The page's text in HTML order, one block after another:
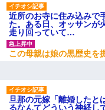
近所のお寺に住み込みで
た。ある日、オッサンが
走り回っていて…
この母親は娘の黒歴史
旦那の元嫁「離婚したと
るなんてどういう神経し